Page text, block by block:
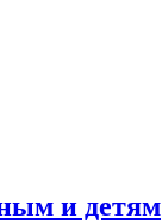
и детям